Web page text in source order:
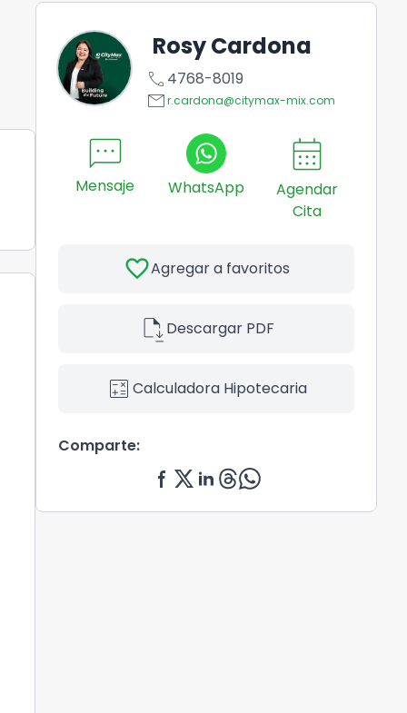
Rosy Cardona
call 4768-8019
emailr.cardona@citymax-mix.com
sms
Mensaje WhatsApp
calendar_month
Agendar
Cita
favoriteAgregar a favoritos
file_saveDescargar PDF
calculate Calculadora Hipotecaria
Comparte: